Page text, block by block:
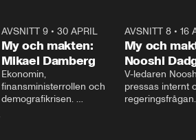
AVSNITT 9• 30 APRIL
My och makten:
Mikael Damberg
Ekonomin,
finansministerrollen och
demografikrisen.
AVSNITT 8• 16
My och
Nooshi
V-ledaren
pressas internt
regeringsfrågan.